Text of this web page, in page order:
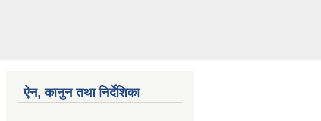
ऐन, कानुन तथा निर्देशिका